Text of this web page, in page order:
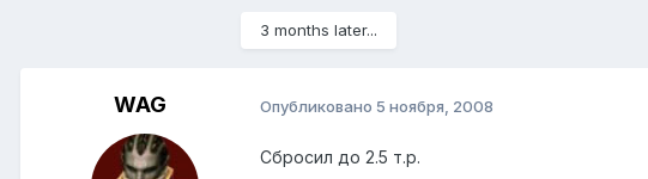
3 months later...
WAG Опубликовано 5 ноября, 2008
Сбросил до 2.5 т.р.